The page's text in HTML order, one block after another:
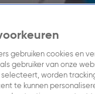
en
kansen liggen,
gebruiken cookies en
gebruiker van onze
worden
te kunnen